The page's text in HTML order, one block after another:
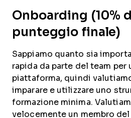
Onboarding (10%
punteggio finale)
Sappiamo quanto sia
rapida da parte del team per
piattaforma, quindi
imparare e utilizzare uno
formazione minima.
velocemente un membro